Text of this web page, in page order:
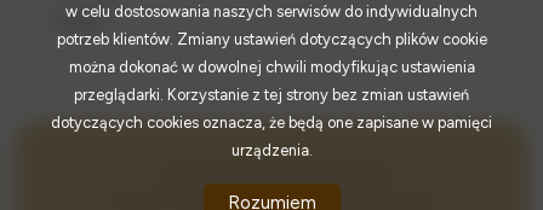
Rodo
Program dla biur nieruchomości
w celu dostosowania naszych serwisów do indywidualnych
potrzeb klientów. Zmiany ustawień dotyczących plików cookie
można dokonać w dowolnej chwili modyfikując ustawienia
przeglądarki. Korzystanie z tej strony bez zmian ustawień
dotyczących cookies oznacza, że będą one zapisane w pamięci
urządzenia.
Rozumiem